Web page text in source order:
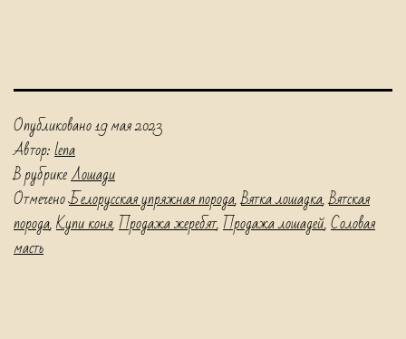
Опубликовано19 мая 2023
Автор:lena
В рубрикеЛошади
ОтмеченоБелорусская упряжная порода,Вятка лошадка,Вятская
порода,Купи коня,Продажа жеребят,Продажа лошадей,Соловая
масть